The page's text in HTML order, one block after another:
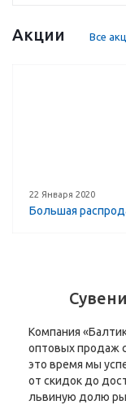
Акции Все
22 Января 2020
Большая
Компания
оптовых продаж
это время мы
от скидок до
львиную долю